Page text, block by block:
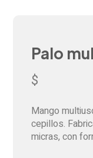
Palo
$
Mango
cepillos.
micras, con